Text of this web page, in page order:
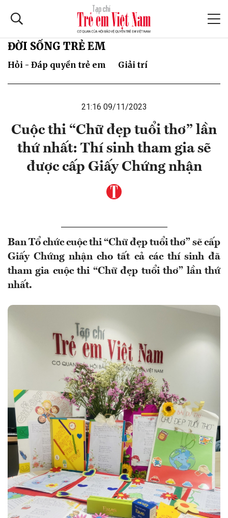
ĐỜI SỐNG TRẺ EM
Hỏi - Đáp quyền trẻ em Giải trí
21:16 09/11/2023
Cuộc thi “Chữ đẹp tuổi thơ” lần
thứ nhất: Thí sinh tham gia sẽ
được cấp Giấy Chứng nhận
Ban Tổ chức cuộc thi “Chữ đẹp tuổi thơ” sẽ cấp
Giấy Chứng nhận cho tất cả các thí sinh đã
tham gia cuộc thi “Chữ đẹp tuổi thơ” lần thứ
nhất.